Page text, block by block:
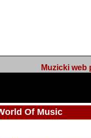
Muzicki web
Of Music